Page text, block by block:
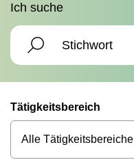
Ich suche
Tätigkeitsbereich
Alle Tätigkeitsbereiche